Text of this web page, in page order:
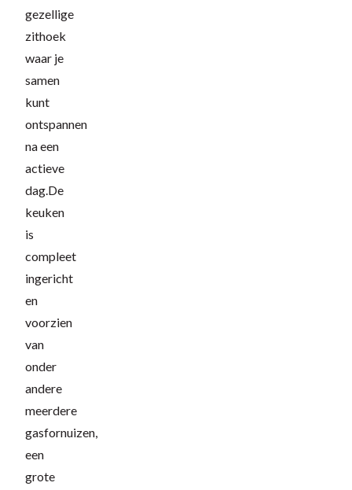
gezellige
zithoek
waar je
samen
kunt
ontspannen
na een
actieve
dag.De
keuken
is
compleet
ingericht
en
voorzien
van
onder
andere
meerdere
gasfornuizen,
een
grote